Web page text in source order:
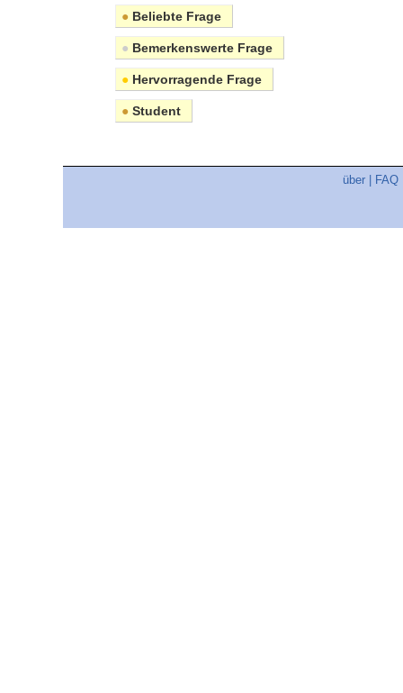
● Beliebte Frage
● Bemerkenswerte Frage
● Hervorragende Frage
● Student
über FAQ